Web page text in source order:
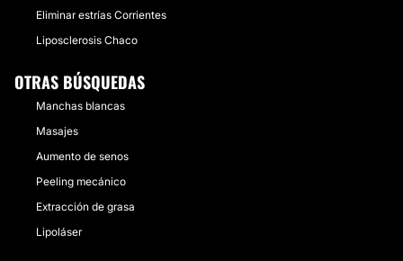
Eliminar estrías Corrientes
Liposclerosis Chaco
OTRAS BÚSQUEDAS
Manchas blancas
Masajes
Aumento de senos
Peeling mecánico
Extracción de grasa
Lipoláser